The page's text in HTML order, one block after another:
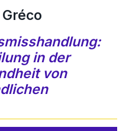
in der
von